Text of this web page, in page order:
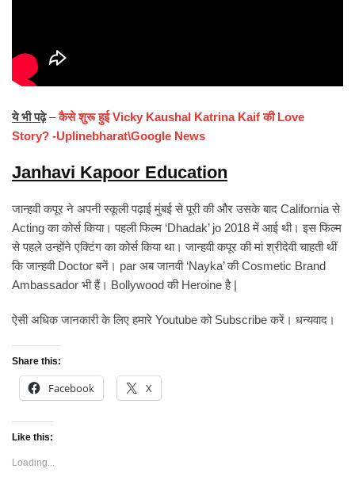
ये भी पढ़े–कैसे शुरू हुई Vicky Kaushal Katrina Kaif की Love
Story? -Uplinebharat\Google News
Janhavi Kapoor Education
जान्हवी कपूर ने अपनी स्कूली पढ़ाई मुंबई से पूरी की और उसके बाद California से
Acting का कोर्स किया। पहली फिल्म ‘Dhadak’ jo 2018 में आई थी। इस फिल्म
से पहले उन्होंने एक्टिंग का कोर्स किया था। जान्हवी कपूर की मां श्रीदेवी चाहती थीं
कि जान्हवी Doctor बनें। par अब जानवी ‘Nayka’ की Cosmetic Brand
Ambassador भी हैं। Bollywood की Heroine है |
ऐसी अधिक जानकारी के लिए हमारे Youtube को Subscribe करें। धन्यवाद।
Share this:
Facebook X
Like this:
Loading...